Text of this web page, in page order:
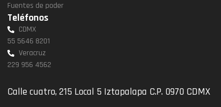
Fuentes de poder
Teléfonos
CDMX
55 5646 8201
Veracruz
229 956 4562
Calle cuatro, 215 Local 5 Iztapalapa C.P. 0970 CDMX